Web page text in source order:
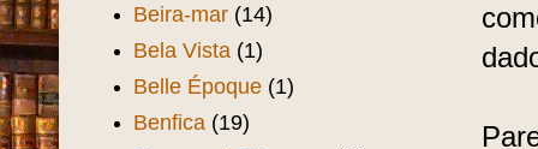
Beira-mar (14)
Bela Vista (1)
Belle Époque (1)
Benfica (19)